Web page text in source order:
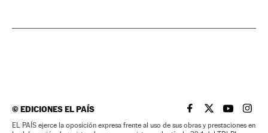
©EDICIONES EL PAÍS EL PAÍS BRASIL EN
EL PAÍSEL PAÍS
EL
EL PAÍS ejerce la oposición expresa frente al uso de sus obras y prestaciones en